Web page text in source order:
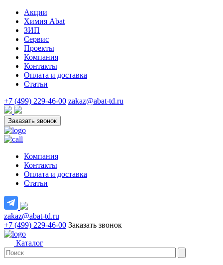
Акции
Химия Abat
ЗИП
Сервис
Проекты
Компания
Контакты
Оплата и доставка
Статьи
+7 (499) 229-46-00 zakaz@abat-td.ru
Заказать звонок
Компания
Контакты
Оплата и доставка
Статьи
zakaz@abat-td.ru
+7 (499) 229-46-00 Заказать звонок
Каталог